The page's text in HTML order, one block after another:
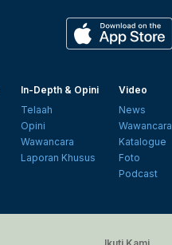
In-Depth & Opini
Telaah
Opini
Wawancara
Laporan Khusus
Video
News
Wawancara
Katalogue
Foto
Podcast